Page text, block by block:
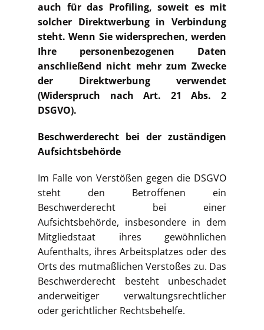
auch für das Profiling, soweit es mit
solcher Direktwerbung in Verbindung
steht. Wenn Sie widersprechen, werden
Ihre personenbezogenen Daten
anschließend nicht mehr zum Zwecke
der Direktwerbung verwendet
(Widerspruch nach Art. 21 Abs. 2
DSGVO).
Beschwerderecht bei der zuständigen
Aufsichtsbehörde
Im Falle von Verstößen gegen die DSGVO
steht den Betroffenen ein
Beschwerderecht bei einer
Aufsichtsbehörde, insbesondere in dem
Mitgliedstaat ihres gewöhnlichen
Aufenthalts, ihres Arbeitsplatzes oder des
Orts des mutmaßlichen Verstoßes zu. Das
Beschwerderecht besteht unbeschadet
anderweitiger verwaltungsrechtlicher
oder gerichtlicher Rechtsbehelfe.